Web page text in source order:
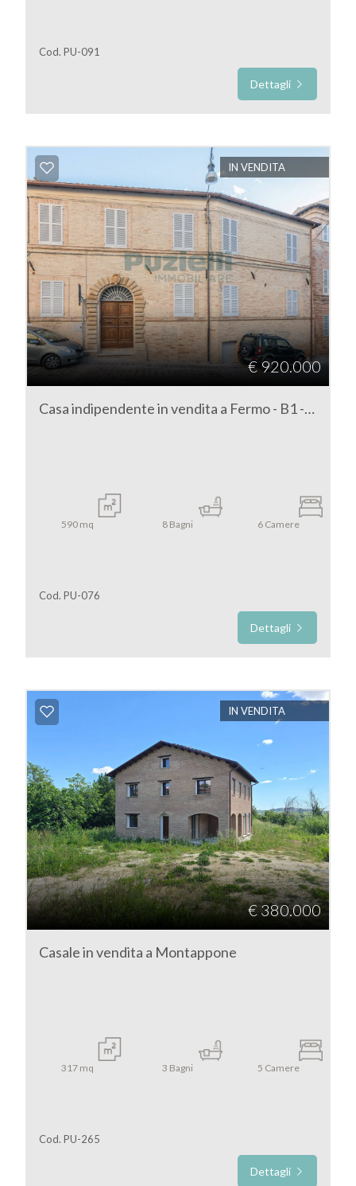
Cod. PU-091
Dettagli
IN VENDITA
€ 920.000
Casa indipendente in vendita a Fermo - B1 - Centro storico
590 mq 8 Bagni 6Camere
Cod. PU-076
Dettagli
IN VENDITA
€ 380.000
Casale in vendita a Montappone
317 mq 3 Bagni 5 Camere
Cod. PU-265
Dettagli